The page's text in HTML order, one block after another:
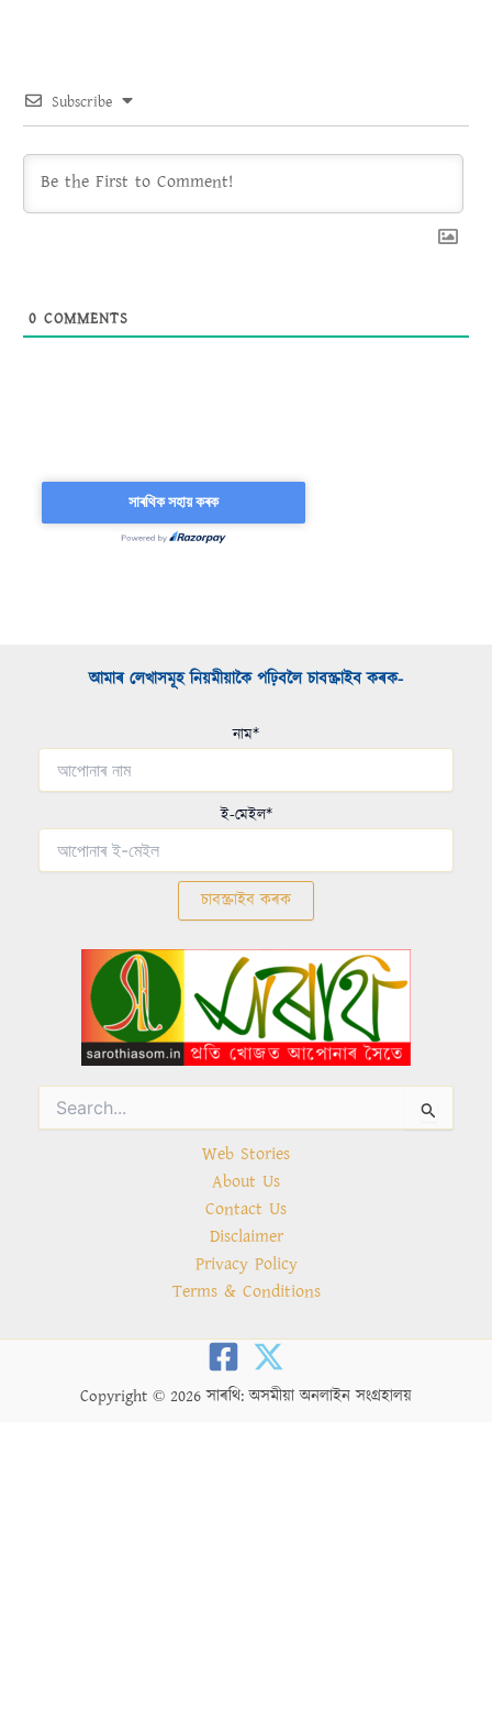
Subscribe
0 COMMENTS
আমাৰ লেখাসমূহ নিয়মীয়াকৈ পঢ়িবলৈ চাবস্ক্ৰাইব কৰক-​
নাম*
ই-মেইল*
Search
for:
Web Stories
About Us
Contact Us
Disclaimer
Privacy Policy
Terms & Conditions
Copyright © 2026 সাৰথি: অসমীয়া অনলাইন সংগ্ৰহালয়